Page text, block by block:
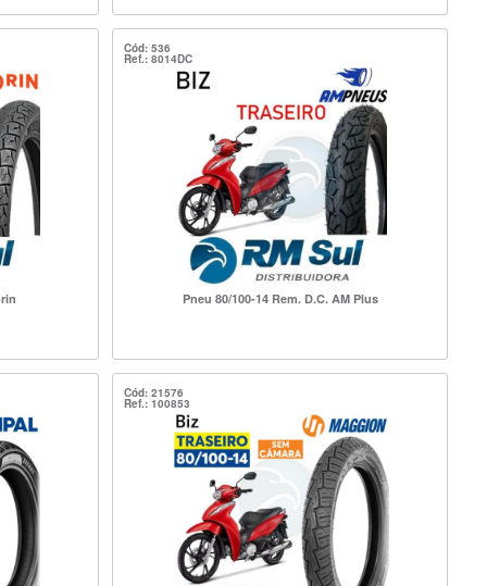
Cód: 536
Ref.: 8014DC
Pneu 80/100-14 Rem. D.C. AM Plus
Cód: 21576
Ref.: 100853